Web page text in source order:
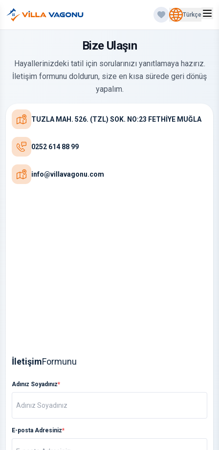
Türkçe
Bize Ulaşın
Hayallerinizdeki tatil için sorularınızı yanıtlamaya hazırız.
İletişim formunu doldurun, size en kısa sürede geri dönüş
yapalım.
TUZLA MAH. 526. (TZL) SOK. NO:23 FETHİYE MUĞLA
0252 614 88 99
info@villavagonu.com
İletişimFormunu
Adınız Soyadınız*
E-posta Adresiniz*